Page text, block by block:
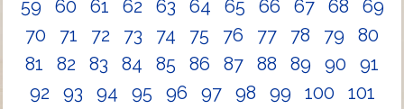
59
60 61 62 63 64 65 66 67 68
69
70
71 72 73 74 75 76 77 78 79
80
81
82 83 84 85 86 87 88 89 90
91
92
93 94 95 96 97 98 99 100
101